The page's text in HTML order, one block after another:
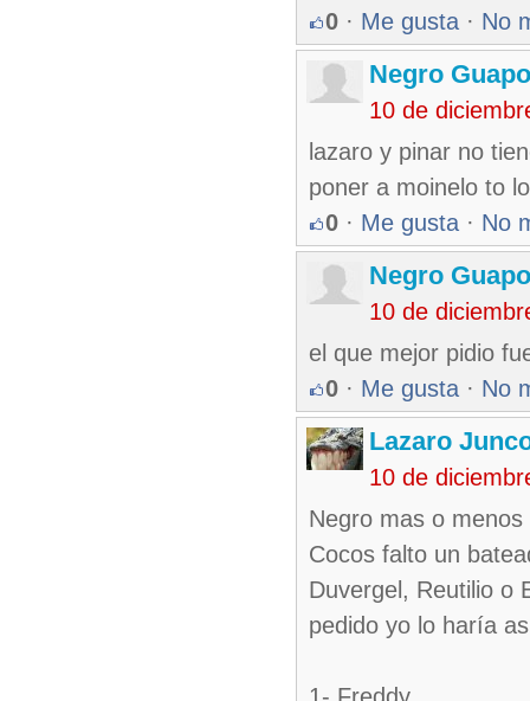
0 · Me gusta · No
Negro Guapo
10 de
lazaro y pinar no
poner a moinelo to
0 · Me gusta · No
Negro Guapo
10 de
el que mejor pidio
0 · Me gusta · No
Lazaro
10 de
Negro mas o
Cocos falto un
Duvergel, Reutilio o
pedido yo lo haría